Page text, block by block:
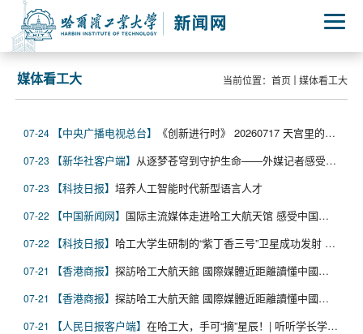
当前位置： 首页 媒体看工大
媒体看工大
07-24 中央广播电视总台 《创新进行时》 20260717 天宫里的守护“神装”
07-23 新华社客户端 从逐梦苍穹到守护生命——外媒记者感受冰城创新脉动
07-23 科技日报 培养人工智能时代新型语言人才
07-22 中国新闻网 国际主流媒体走进哈工大航天馆 感受中国航天精神
07-22 科技日报 哈工大学生研制的“紫丁香三号”卫星成功发射 将开展多个技术验证
07-21 香港商报 探訪哈工大航天館 國際媒體近距離讀懂中國航天創新力量
07-21 香港商报 探訪哈工大航天館 國際媒體近距離讀懂中國航天創新力量
07-21 人民日报客户端 在哈工大，手可“摘”星辰！| 听听学长学姐怎么说